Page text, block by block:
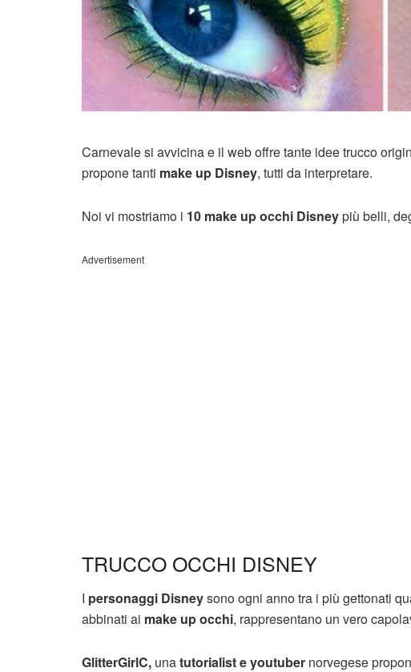
Carnevale si avvicina e il web offre tante idee trucco
propone tanti make up Disney, tutti da interpretare.
Noi vi mostriamo i 10 make up occhi Disneypiù belli,
Advertisement
TRUCCO OCCHI DISNEY
I personaggi Disneysono ogni anno tra i più gettonati
abbinati ai make up occhi, rappresentano un vero
GlitterGirlC, unatutorialist e youtuber norvegese